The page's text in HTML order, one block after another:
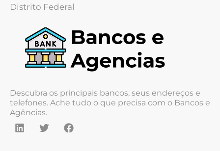
Distrito Federal
Descubra os principais bancos, seus endereços e
telefones. Ache tudo o que precisa com o Bancos e
Agências.